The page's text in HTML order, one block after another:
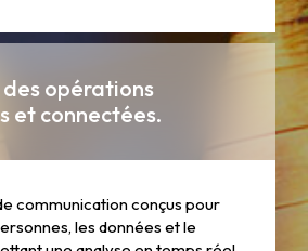
des opérations
et connectées.
communication conçus pour
les données et le